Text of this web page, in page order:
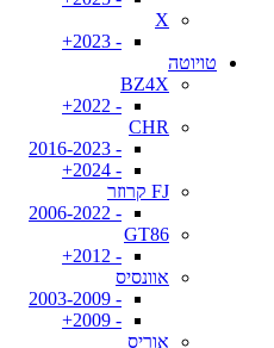
X
- 2023+
טויוטה
BZ4X
- 2022+
CHR
- 2016-2023
- 2024+
FJ קרוזר
- 2006-2022
GT86
- 2012+
אוונסיס
- 2003-2009
- 2009+
אוריס